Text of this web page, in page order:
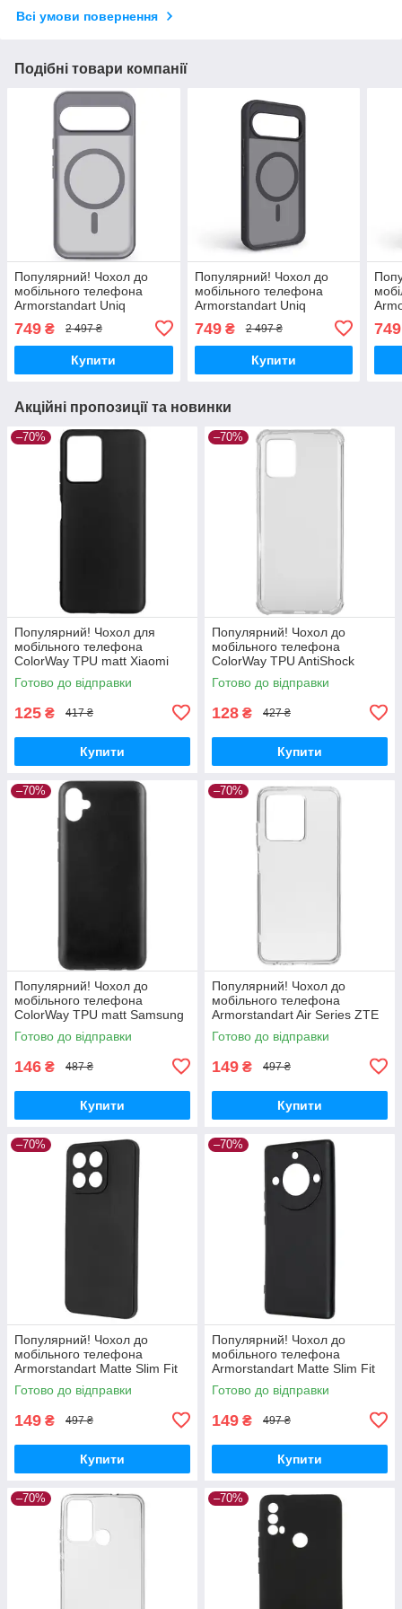
Всі умови повернення
Подібні товари компанії
Популярний! Чохол до
мобільного телефона
Armorstandart Uniq
MagCase Google Pixel 10
Pro XL / 9 Pro XL Titanium
Grey (ARM87923) -
749 ₴ 2 497 ₴
Купити
Популярний! Чохол до
мобільного телефона
Armorstandart Uniq
MagSafe Google Pixel 9 / 9
Pro Black (ARM80910) -
Краща якість тільки
749₴ 2 497 ₴
Купити
Pro
749
Акційні пропозиції та новинки
–70%
Популярний! Чохол для
мобільного телефона
ColorWay TPU matt Xiaomi
Redmi Note 12 5G black (CW-
CTMXRN125-BK) —
Готово до відправки
125 ₴ 417 ₴
Купити
–70%
Популярний! Чохол до
мобільного телефона
ColorWay TPU AntiShock
Xiaomi Redmi Note 12 Clear
(CW-CTASXRN12) - Краща
Готово до відправки
128 ₴ 427 ₴
Купити
–70%
Популярний! Чохол до
мобільного телефона
ColorWay TPU matt Samsung
Galaxy A04e black (CW-
CTMSGA042-BK) - Краща
Готово до відправки
146 ₴ 487 ₴
Купити
–70%
Популярний! Чохол до
мобільного телефона
Armorstandart Air Series ZTE
Blade V30 Transparent
(ARM59796) - Краща якість
Готово до відправки
149 ₴ 497 ₴
Купити
–70%
Популярний! Чохол до
мобільного телефона
Armorstandart Matte Slim Fit
Honor X8a Camera cover
Black (ARM69397) - Краща
Готово до відправки
149 ₴ 497 ₴
Купити
–70%
Популярний! Чохол до
мобільного телефона
Armorstandart Matte Slim Fit
Honor Magic5 Lite Camera
cover Black (ARM69395) -
Готово до відправки
149 ₴ 497 ₴
Купити
–70% –70%